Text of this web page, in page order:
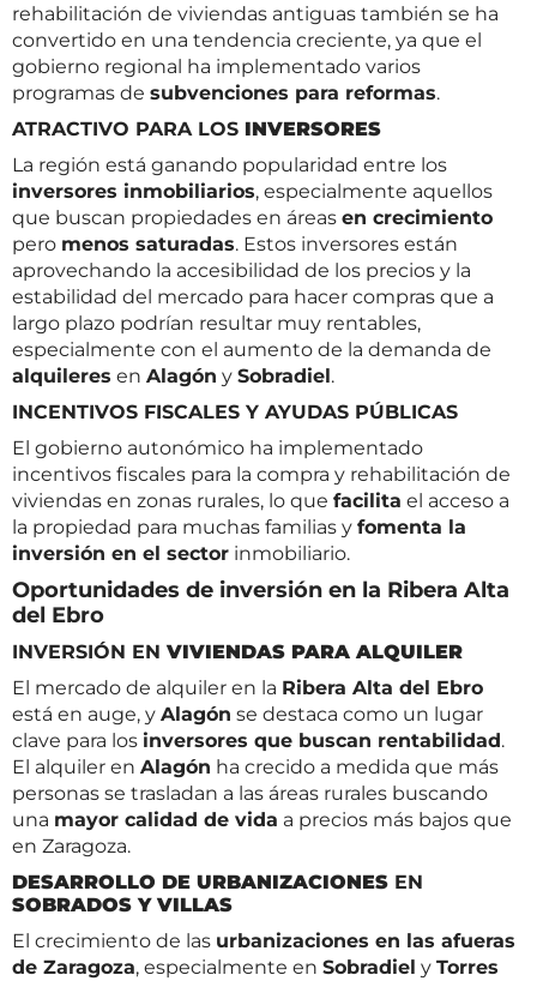
rehabilitación de viviendas antiguas también se ha
convertido en una tendencia creciente, ya que el
gobierno regional ha implementado varios
programas de subvenciones para reformas.
ATRACTIVO PARA LOS INVERSORES
La región está ganando popularidad entre los
inversores inmobiliarios, especialmente aquellos
que buscan propiedades en áreas en crecimiento
pero menos saturadas. Estos inversores están
aprovechando la accesibilidad de los precios y la
estabilidad del mercado para hacer compras que a
largo plazo podrían resultar muy rentables,
especialmente con el aumento de la demanda de
alquileres en Alagón y Sobradiel.
INCENTIVOS FISCALES Y AYUDAS PÚBLICAS
El gobierno autonómico ha implementado
incentivos fiscales para la compra y rehabilitación de
viviendas en zonas rurales, lo que facilita el acceso a
la propiedad para muchas familias y fomenta la
inversión en el sector inmobiliario.
Oportunidades de inversión en la Ribera Alta
del Ebro
INVERSIÓN EN VIVIENDAS PARA ALQUILER
El mercado de alquiler en la Ribera Alta del Ebro
está en auge, y Alagón se destaca como un lugar
clave para los inversores que buscan rentabilidad.
El alquiler en Alagón ha crecido a medida que más
personas se trasladan a las áreas rurales buscando
una mayor calidad de vida a precios más bajos que
en Zaragoza.
DESARROLLO DE URBANIZACIONES EN
SOBRADOS Y VILLAS
El crecimiento de las urbanizaciones en las afueras
de Zaragoza, especialmente en Sobradiel y Torres